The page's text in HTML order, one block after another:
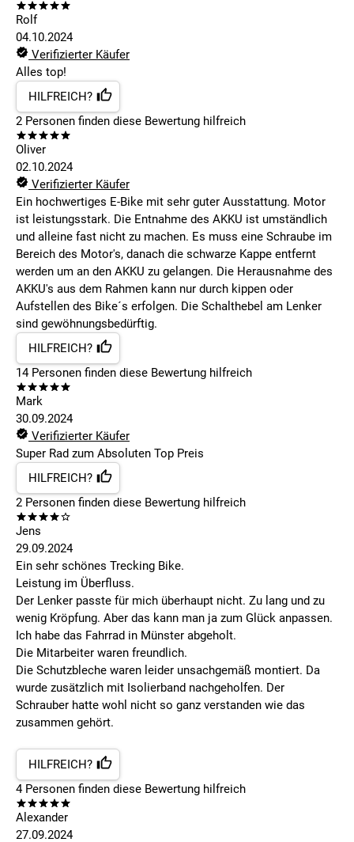
Rolf
04.10.2024
Verifizierter Käufer
Alles top!
HILFREICH?
2 Personen finden diese Bewertung hilfreich
Oliver
02.10.2024
Verifizierter Käufer
Ein hochwertiges E-Bike mit sehr guter Ausstattung. Motor
ist leistungsstark. Die Entnahme des AKKU ist umständlich
und alleine fast nicht zu machen. Es muss eine Schraube im
Bereich des Motor's, danach die schwarze Kappe entfernt
werden um an den AKKU zu gelangen. Die Herausnahme des
AKKU's aus dem Rahmen kann nur durch kippen oder
Aufstellen des Bike´s erfolgen. Die Schalthebel am Lenker
sind gewöhnungsbedürftig.
HILFREICH?
14Personen finden diese Bewertung hilfreich
Mark
30.09.2024
Verifizierter Käufer
Super Rad zum Absoluten Top Preis
HILFREICH?
2 Personen finden diese Bewertung hilfreich
Jens
29.09.2024
Ein sehr schönes Trecking Bike.
Leistung im Überfluss.
Der Lenker passte für mich überhaupt nicht. Zu lang und zu
wenig Kröpfung. Aber das kann man ja zum Glück anpassen.
Ich habe das Fahrrad in Münster abgeholt.
Die Mitarbeiter waren freundlich.
Die Schutzbleche waren leider unsachgemäß montiert. Da
wurde zusätzlich mit Isolierband nachgeholfen. Der
Schrauber hatte wohl nicht so ganz verstanden wie das
zusammen gehört.
HILFREICH?
4Personen finden diese Bewertung hilfreich
Alexander
27.09.2024